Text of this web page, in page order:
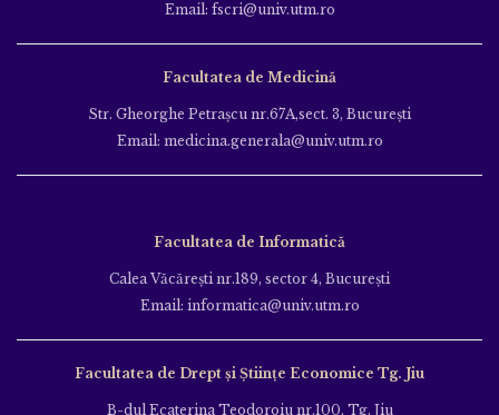
Email: fscri@univ.utm.ro
Facultatea de Medicină
Str. Gheorghe Petraşcu nr.67A,sect. 3, Bucureşti
Email: medicina.generala@univ.utm.ro
Facultatea de Informatică
Calea Văcăreşti nr.189, sector 4, Bucureşti
Email: informatica@univ.utm.ro
Facultatea de Drept și Științe Economice Tg. Jiu
B-dul Ecaterina Teodoroiu nr.100, Tg. Jiu